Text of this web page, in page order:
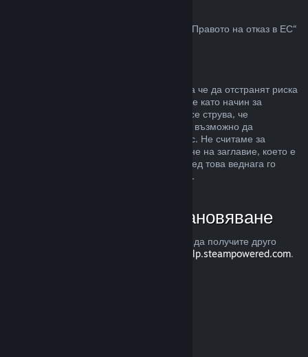
За обяснение относно това как действа „Правото на отказ в ЕС“
Възстановявания са предназначени, така че да отстранят риска
от закупуването на заглавия в Steam, а не като начин за
придобиване на безплатни игри. Ако ни се струва, че
злоупотребявате с възстановяванията, е възможно да
преустановим тяхното предлагане за Вас. Не считаме за
злоупотреба, ако изискате възстановяване на заглавие, което е
закупено точно преди разпродажба, а след това веднага го
закупите повторно при намалената цена.
Как да изискате възстановяване
Можете да изискате възстановяване или да получите друго
help.steampowered.com.